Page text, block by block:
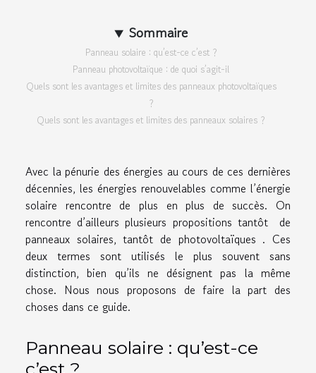
Sommaire
Panneau solaire : qu’est-ce c’est ?
Panneau photovoltaïque : de quoi s’agit-il
Quels sont les avantages et limites des panneaux photovoltaïques
?
Quels sont les avantages et limites des panneaux solaires ?
Avec la pénurie des énergies au cours de ces dernières
décennies, les énergies renouvelables comme l’énergie
solaire rencontre de plus en plus de succès. On
rencontre d’ailleurs plusieurs propositions tantôt de
panneaux solaires, tantôt de photovoltaïques . Ces
deux termes sont utilisés le plus souvent sans
distinction, bien qu’ils ne désignent pas la même
chose. Nous nous proposons de faire la part des
choses dans ce guide.
Panneau solaire : qu’est-ce